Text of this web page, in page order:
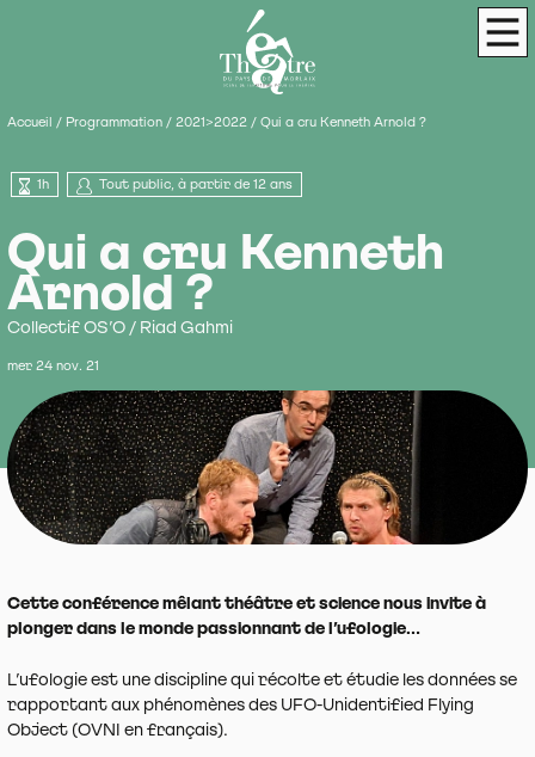
Théâtre du Pays de Morlaix Scène de
Accueil / Programmation / 2021>2022 / Qui a cru Kenneth Arnold ?
1h Tout public, à partir de 12 ans
Qui a cru Kenneth
Arnold ?
Collectif OS’O / Riad Gahmi
mer 24 nov. 21
Cette conférence mêlant théâtre et science nous invite à
plonger dans le monde passionnant de l’ufologie...
L’ufologie est une discipline qui récolte et étudie les données se
rapportant aux phénomènes des UFO-Unidentified Flying
Object (OVNI en français).